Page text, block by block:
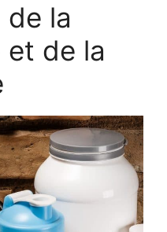
de la
et de la